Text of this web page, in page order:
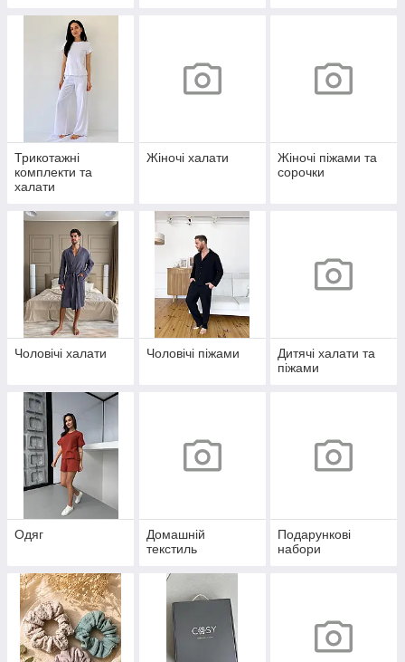
Трикотажні
комплекти та
халати
Жіночі халати
Жіночі піжами та
сорочки
Чоловічі халати Чоловічі піжами
Дитячі халати та
піжами
Одяг
Домашній
текстиль
Подарункові
набори